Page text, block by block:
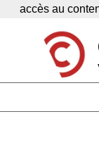
Panneau de gestion des
accès au